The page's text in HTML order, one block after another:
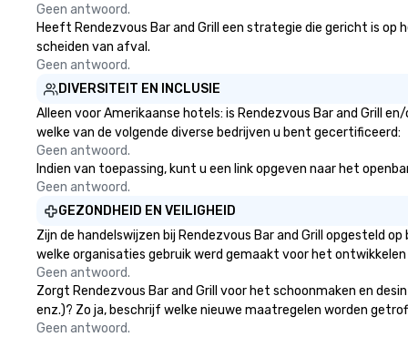
Geen antwoord.
Heeft Rendezvous Bar and Grill een strategie die gericht is
scheiden van afval.
Geen antwoord.
DIVERSITEIT EN INCLUSIE
Alleen voor Amerikaanse hotels: is Rendezvous Bar and Grill
welke van de volgende diverse bedrijven u bent gecertificeerd:
Geen antwoord.
Indien van toepassing, kunt u een link opgeven naar het
Geen antwoord.
GEZONDHEID EN VEILIGHEID
Zijn de handelswijzen bij Rendezvous Bar and Grill opgesteld
welke organisaties gebruik werd gemaakt voor het
Geen antwoord.
Zorgt Rendezvous Bar and Grill voor het schoonmaken en
enz.)? Zo ja, beschrijf welke nieuwe maatregelen worden
Geen antwoord.